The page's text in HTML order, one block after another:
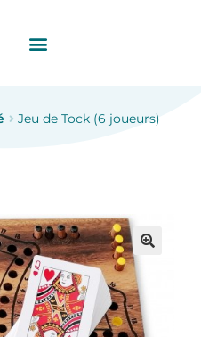
Jeu de Tock (6 joueurs)